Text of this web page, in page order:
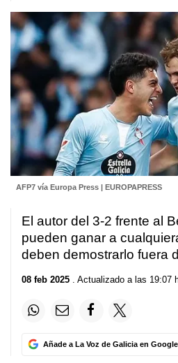
AFP7 vía Europa Press | EUROPAPRESS
El autor del 3-2 frente al
pueden ganar a
deben demostrarlo fuera
08 feb 2025 . Actualizado a las 19:07
Añade a La Voz de Galicia en Google